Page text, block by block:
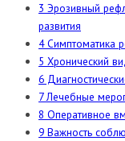
3 Эрозивный
развития
4Симптоматика
5 Хронический
6
7Лечебные
8 Оперативное
9 Важность